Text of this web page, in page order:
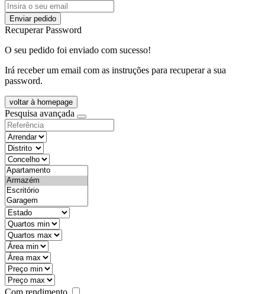
Enviar pedido
Recuperar Password
O seu pedido foi enviado com sucesso!
Irá receber um email com as instruções para recuperar a sua
password.
voltar à homepage
Pesquisa avançada
objective
districtId
countyId
types
state
mintypo
maxtypo
minarea
maxarea
minprice
maxprice
Com rendimento